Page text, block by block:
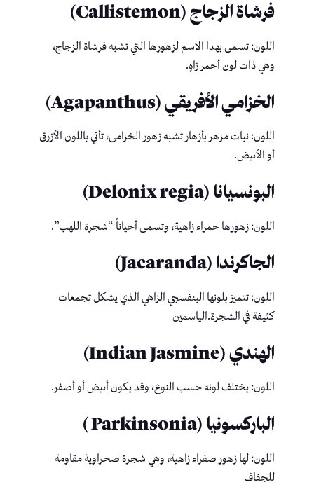
فرشاة الزجاج (Callistemon)
اللون: تسمى بهذا الاسم لزهورها التي تشبه فرشاة الزجاج،
وهي ذات لون أحمر زاهٍ.
الخزامي الأفريقي (Agapanthus)
اللون: نبات مزهر بأزهار تشبه زهور الخزامى، تأتي باللون الأزرق
أو الأبيض.
البونسيانا (Delonix regia)
اللون: زهورها حمراء زاهية، وتسمى أحياناً “شجرة اللهب”.
الجاكرندا (Jacaranda)
اللون: تتميز بلونها البنفسجي الزاهي الذي يشكل تجمعات
كثيفة في الشجرة.الياسمين
الهندي (Indian Jasmine)
اللون: يختلف لونه حسب النوع، وقد يكون أبيض أو أصفر.
الباركسونيا (Parkinsonia )
اللون: لها زهور صفراء زاهية، وهي شجرة صحراوية مقاومة
للجفاف